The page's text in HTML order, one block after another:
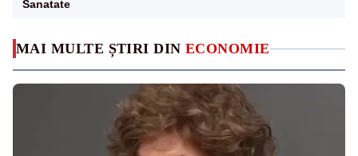
MAI MULTE ȘTIRI DIN ECONOMIE
Sanatate